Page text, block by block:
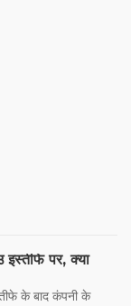
पर, क्या
के बाद कंपनी के